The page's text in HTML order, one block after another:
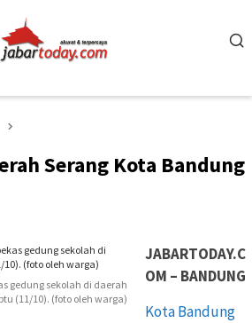
Serang Kota Bandung
gedung sekolah di daerah
(11/10). (foto oleh warga)
JABARTODAY.C
OM – BANDUNG
Kota Bandung